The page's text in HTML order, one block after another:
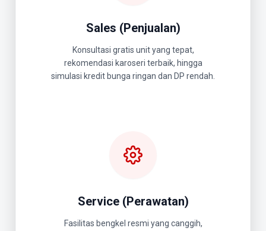
Sales (Penjualan)
Konsultasi gratis unit yang tepat,
rekomendasi karoseri terbaik, hingga
simulasi kredit bunga ringan dan DP rendah.
Service (Perawatan)
Fasilitas bengkel resmi yang canggih,